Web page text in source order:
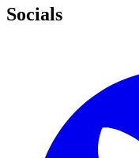
Socials